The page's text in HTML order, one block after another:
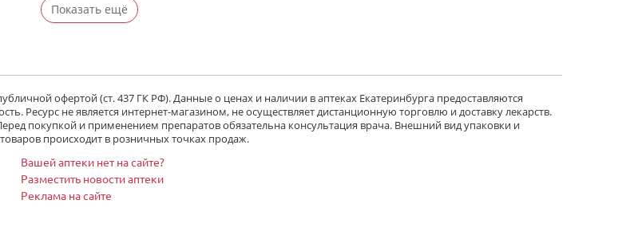
Показать ещё
офертой (ст. 437 ГК РФ). Данные о ценах и наличии в аптеках Екатеринбурга предоставляются
Ресурс не является интернет-магазином, не осуществляет дистанционную торговлю и доставку лекарств.
покупкой и применением препаратов обязательна консультация врача. Внешний вид упаковки и
происходит в розничных точках продаж.
Вашей аптеки нет на сайте?
Разместить новости аптеки
Реклама на сайте